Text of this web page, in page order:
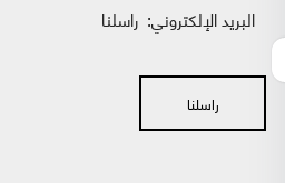
البريد الإلكتروني: راسلنا
راسلنا